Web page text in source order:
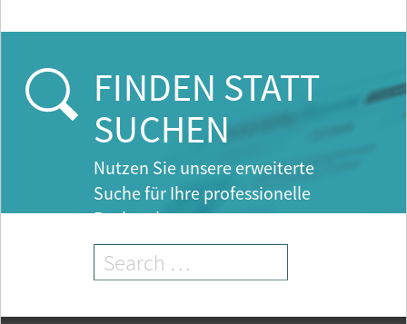
r
t
FINDEN STATT
SUCHEN
Nutzen Sie unsere erweiterte
Suche für Ihre professionelle
Recherche.